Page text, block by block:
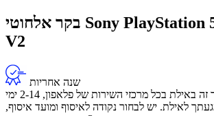
בקר אלחוטי Sony PlayStation 5 DualSense
V2
שנה אחריות
אפשרות לשריון מוצר זה באילת בכל מרכזי השירות של פלאפון, 2-14 ימי
לאילת. יש לבחור נקודה לאיסוף ומועד איסוף,